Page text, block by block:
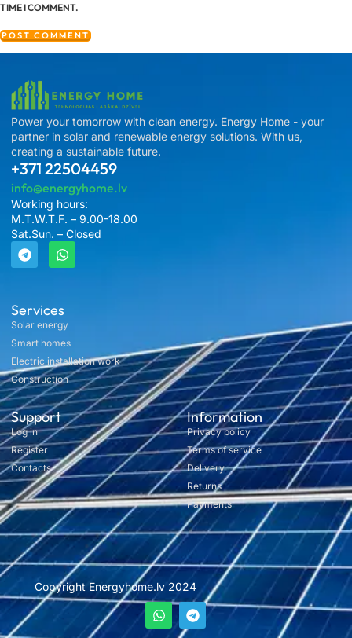
TIME I COMMENT.
Services
Solar energy
Smart homes
Electric installation work
Construction
Support
Log in
Register
Contacts
Information
Privacy policy
Terms of service
Delivery
Returns
Payments
Power your tomorrow with clean energy. Energy Home - your
partner in solar and renewable energy solutions. With us,
creating a sustainable future.
+371 22504459
info@energyhome.lv
Working hours:
M.T.W.T.F. – 9.00-18.00
Sat.Sun. – Closed
Copyright Energyhome.lv 2024